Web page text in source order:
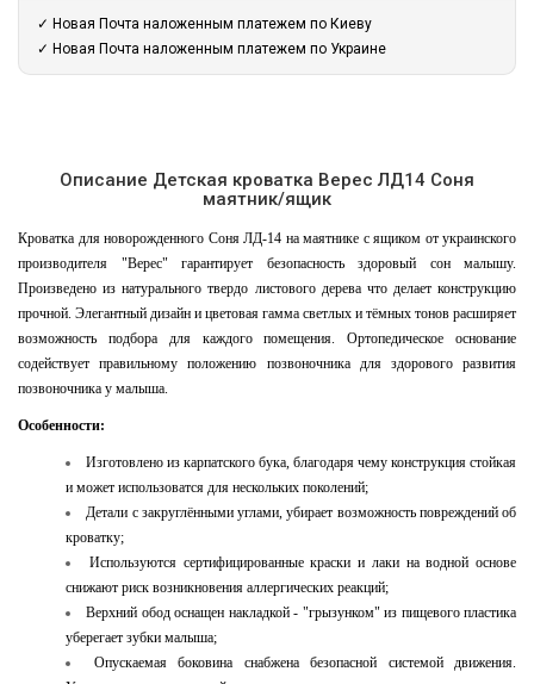
✓ Новая Почта наложенным платежем по Киеву
✓ Новая Почта наложенным платежем по Украине
Описание Детская кроватка Верес ЛД14 Соня
маятник/ящик
Кроватка для новорожденного Соня ЛД-14 на маятнике с ящиком от украинского
производителя "Верес" гарантирует безопасность здоровый сон малышу.
Произведено из натурального твердо листового дерева что делает конструкцию
прочной. Элегантный дизайн и цветовая гамма светлых и тёмных тонов расширяет
возможность подбора для каждого помещения. Ортопедическое основание
содействует правильному положению позвоночника для здорового развития
позвоночника у малыша.
Особенности:
Изготовлено из карпатского бука, благодаря чему конструкция стойкая
и может использоватся для нескольких поколений;
Детали с закруглёнными углами, убирает возможность повреждений об
кроватку;
Используются сертифицированные краски и лаки на водной основе
снижают риск возникновения аллергических реакций;
Верхний обод оснащен накладкой - "грызунком" из пищевого пластика
уберегает зубки малыша;
Опускаемая боковина снабжена безопасной системой движения.